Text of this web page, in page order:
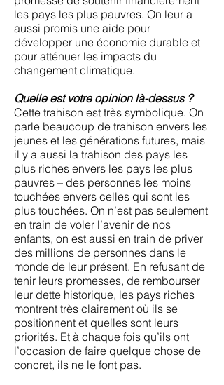
les pays les plus pauvres. On leur a
aussi promis une aide pour
développer une économie durable et
pour atténuer les impacts du
changement climatique.
Quelle est votre opinion là-dessus ?
Cette trahison est très symbolique. On
parle beaucoup de trahison envers les
jeunes et les générations futures, mais
il y a aussi la trahison des pays les
plus riches envers les pays les plus
pauvres – des personnes les moins
touchées envers celles qui sont les
plus touchées. On n’est pas seulement
en train de voler l’avenir de nos
enfants, on est aussi en train de priver
des millions de personnes dans le
monde de leur présent. En refusant de
tenir leurs promesses, de rembourser
leur dette historique, les pays riches
montrent très clairement où ils se
positionnent et quelles sont leurs
priorités. Et à chaque fois qu’ils ont
l’occasion de faire quelque chose de
concret, ils ne le font pas.